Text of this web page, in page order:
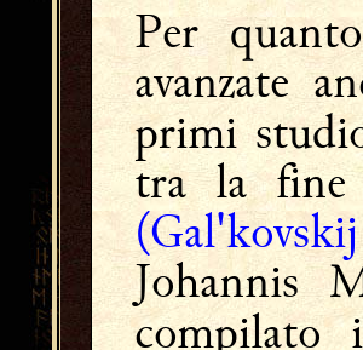
Per
avanzate
primi
tra la fine
Johannis